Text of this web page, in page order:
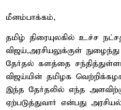
மீனம்பாக்கம்,
தமிழ் திரையுலகில் உச்ச
விஜய்,அரசியலுக்குள்
தேர்தல் களத்தை
விஜய்யின் தமிழக
இந்த தேர்தலில் எந்த
ஏற்படுத்துவார் என்பது